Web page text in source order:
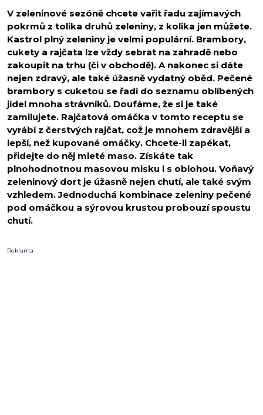
V zeleninové sezóně chcete vařit řadu zajímavých
pokrmů z tolika druhů zeleniny, z kolika jen můžete.
Kastrol plný zeleniny je velmi populární. Brambory,
cukety a rajčata lze vždy sebrat na zahradě nebo
zakoupit na trhu (či v obchodě). A nakonec si dáte
nejen zdravý, ale také úžasně vydatný oběd. Pečené
brambory s cuketou se řadí do seznamu oblíbených
jídel mnoha strávníků. Doufáme, že si je také
zamilujete. Rajčatová omáčka v tomto receptu se
vyrábí z čerstvých rajčat, což je mnohem zdravější a
lepší, než kupované omáčky. Chcete-li zapékat,
přidejte do něj mleté maso. Získáte tak
plnohodnotnou masovou misku i s oblohou. Voňavý
zeleninový dort je úžasně nejen chutí, ale také svým
vzhledem. Jednoduchá kombinace zeleniny pečené
pod omáčkou a sýrovou krustou probouzí spoustu
chutí.
Reklama